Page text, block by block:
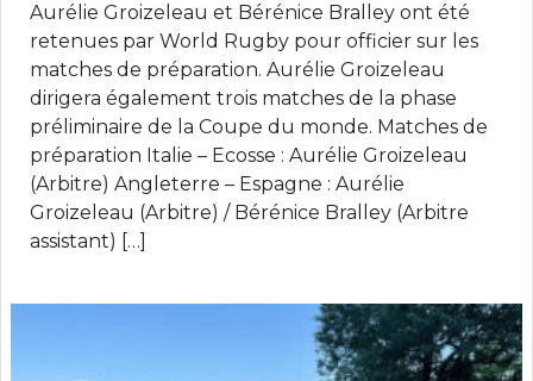
Aurélie Groizeleau et Bérénice Bralley ont été
retenues par World Rugby pour officier sur les
matches de préparation. Aurélie Groizeleau
dirigera également trois matches de la phase
préliminaire de la Coupe du monde. Matches de
préparation Italie – Ecosse : Aurélie Groizeleau
(Arbitre) Angleterre – Espagne : Aurélie
Groizeleau (Arbitre) / Bérénice Bralley (Arbitre
assistant) […]